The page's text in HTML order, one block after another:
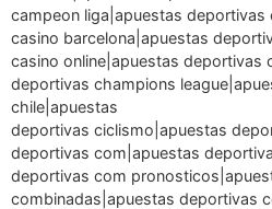
campeon liga|apuestas
casino barcelona|apuestas
casino online|apuestas deportivas
deportivas champions
chile|apuestas
deportivas ciclismo|apuestas
deportivas com|apuestas
deportivas com
combinadas|apuestas deportivas